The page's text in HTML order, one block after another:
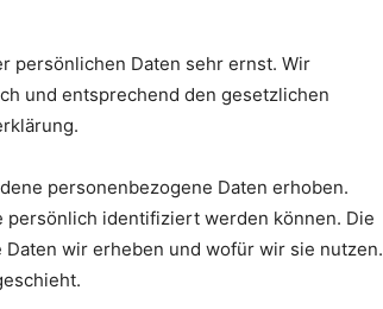
persönlichen Daten sehr ernst. Wir
und entsprechend den gesetzlichen
personenbezogene Daten erhoben.
persönlich identifiziert werden können. Die
wir erheben und wofür wir sie nutzen.